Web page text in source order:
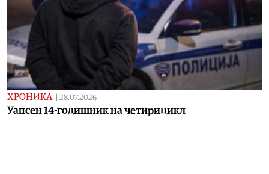
ХРОНИКА 28.07.2026
Уапсен 14-годишник на четирицикл